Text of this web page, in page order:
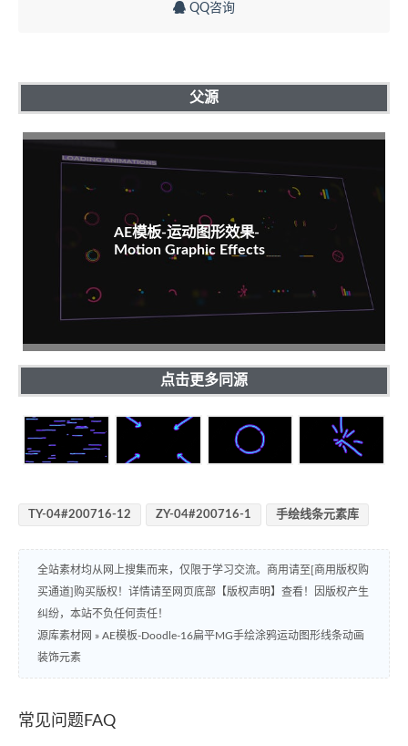
QQ咨询
父源
AE模板-运动图形效果-
Motion Graphic Effects
点击更多同源
TY-04#200716-12 ZY-04#200716-1 手绘线条元素库
全站素材均从网上搜集而来，仅限于学习交流。商用请至[商用版权购
买通道]购买版权！详情请至网页底部【版权声明】查看！因版权产生
纠纷，本站不负任何责任！
源库素材网 » AE模板-Doodle-16扁平MG手绘涂鸦运动图形线条动画
装饰元素
常见问题FAQ